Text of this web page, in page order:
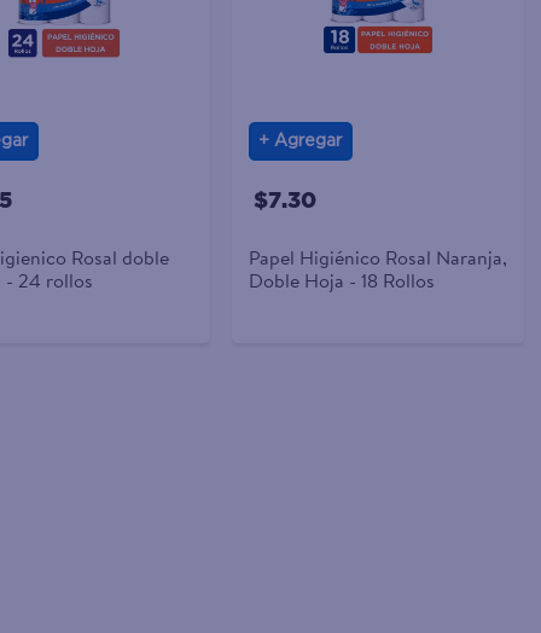
Rosal doble
- 24 rollos
Agregar
$7.30
Papel Higiénico Rosal Naranja,
Doble Hoja - 18 Rollos